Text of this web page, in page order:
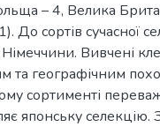
– 4, Велика
сортів сучасної
Німеччини. Вивчені
та географічним
сортименті
японську селекцію.